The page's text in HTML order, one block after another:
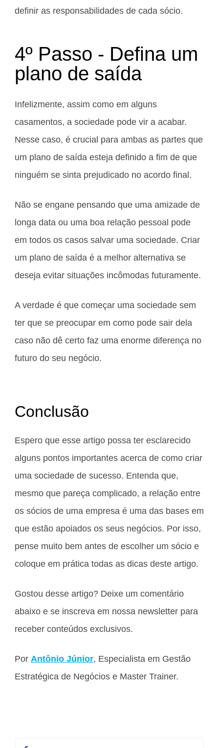
definir as responsabilidades de cada sócio.
4º Passo - Defina um
plano de saída
Infelizmente, assim como em alguns
casamentos, a sociedade pode vir a acabar.
Nesse caso, é crucial para ambas as partes que
um plano de saída esteja definido a fim de que
ninguém se sinta prejudicado no acordo final.
Não se engane pensando que uma amizade de
longa data ou uma boa relação pessoal pode
em todos os casos salvar uma sociedade. Criar
um plano de saída é a melhor alternativa se
deseja evitar situações incômodas futuramente.
A verdade é que começar uma sociedade sem
ter que se preocupar em como pode sair dela
caso não dê certo faz uma enorme diferença no
futuro do seu negócio.
Conclusão
Espero que esse artigo possa ter esclarecido
alguns pontos importantes acerca de como criar
uma sociedade de sucesso. Entenda que,
mesmo que pareça complicado, a relação entre
os sócios de uma empresa é uma das bases em
que estão apoiados os seus negócios. Por isso,
pense muito bem antes de escolher um sócio e
coloque em prática todas as dicas deste artigo.
Gostou desse artigo? Deixe um comentário
abaixo e se inscreva em nossa newsletter para
receber conteúdos exclusivos.
Por Antônio Júnior, Especialista em Gestão
Estratégica de Negócios e Master Trainer.